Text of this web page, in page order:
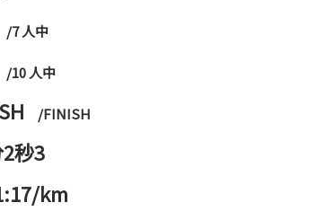
/7 人中
/10 人中
/FINISH
秒3
km